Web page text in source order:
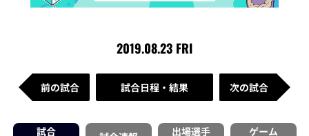
2019.08.23 FRI
前の試合 試合日程・結果 次の試合
試合
出場選手
ゲーム